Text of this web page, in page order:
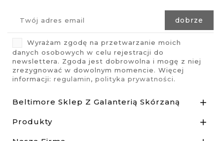
Wyrażam zgodę na przetwarzanie moich
danych osobowych w celu rejestracji do
newslettera. Zgoda jest dobrowolna i mogę z niej
zrezygnować w dowolnym momencie. Więcej
informacji: regulamin, polityka prywatności.
Beltimore Sklep Z Galanterią Skórzaną 
Produkty 